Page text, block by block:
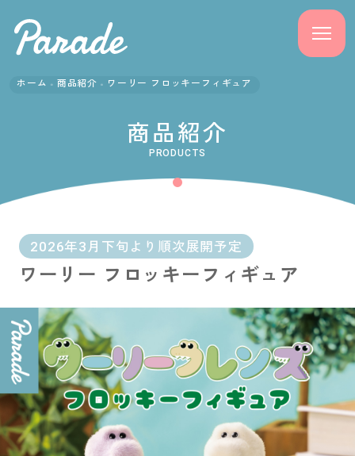
よくある質問
会社概要
採用情報
サポート
お問い合わせ
PRIZE 公式 X
ホーム 商品紹介 ワーリー フロッキーフィギュア
商品紹介
PRODUCTS
2026年3月下旬より順次展開予定
ワーリー フロッキーフィギュア